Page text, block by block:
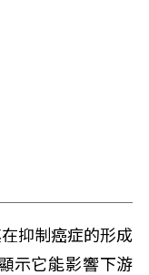
抑制癌症的形成
示它能影響下游